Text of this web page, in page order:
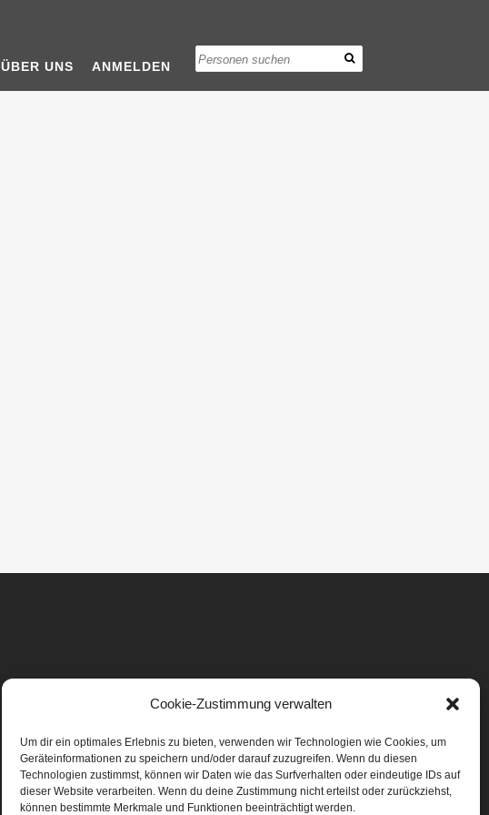
Cookie-Zustimmung verwalten
Um dir ein optimales Erlebnis zu bieten, verwenden wir Technologien wie Cookies, um
Geräteinformationen zu speichern und/oder darauf zuzugreifen. Wenn du diesen
Technologien zustimmst, können wir Daten wie das Surfverhalten oder eindeutige IDs auf
dieser Website verarbeiten. Wenn du deine Zustimmung nicht erteilst oder zurückziehst,
können bestimmte Merkmale und Funktionen beeinträchtigt werden.
ÜBER UNS ANMELDEN